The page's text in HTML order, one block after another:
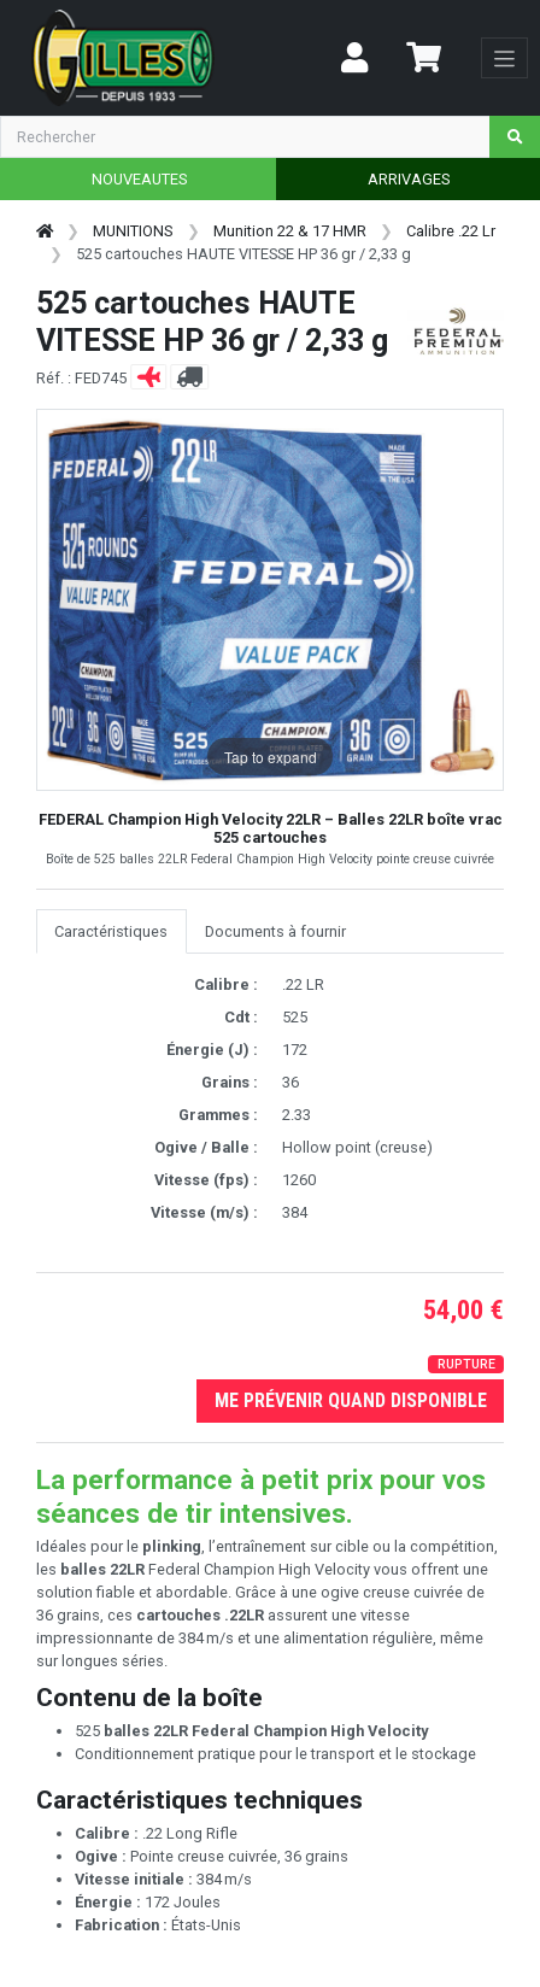
NOUVEAUTES ARRIVAGES
MUNITIONS Munition 22 & 17 HMR
Calibre .22 Lr
525 cartouches HAUTE VITESSE HP 36 gr / 2,33 g
525 cartouches HAUTE
VITESSE HP 36 gr / 2,33 g
Réf. : FED745
Tap to expand
FEDERAL Champion High Velocity 22LR – Balles 22LR boîte vrac
525 cartouches
Boîte de 525 balles 22LR Federal Champion High Velocity pointe creuse cuivrée
Caractéristiques Documents à fournir
Calibre :
.22 LR
Cdt :
525
Énergie (J) :
172
Grains :
36
Grammes :
2.33
Ogive / Balle :
Hollow point (creuse)
Vitesse (fps) :
1260
Vitesse (m/s) :
384
54,00 €
RUPTURE
ME PRÉVENIR QUAND DISPONIBLE
La performance à petit prix pour vos
séances de tir intensives.
Idéales pour le plinking, l’entraînement sur cible ou la compétition,
les balles 22LR Federal Champion High Velocity vous offrent une
solution fiable et abordable. Grâce à une ogive creuse cuivrée de
36 grains, ces cartouches .22LR assurent une vitesse
impressionnante de 384 m/s et une alimentation régulière, même
sur longues séries.
Contenu de la boîte
525 balles 22LR Federal Champion High Velocity
Conditionnement pratique pour le transport et le stockage
Caractéristiques techniques
Calibre : .22 Long Rifle
Ogive : Pointe creuse cuivrée, 36 grains
Vitesse initiale : 384 m/s
Énergie : 172 Joules
Fabrication : États-Unis